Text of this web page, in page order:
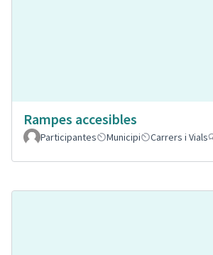
Rampes accesibles
Participantes
Municipi Carrers i Vials